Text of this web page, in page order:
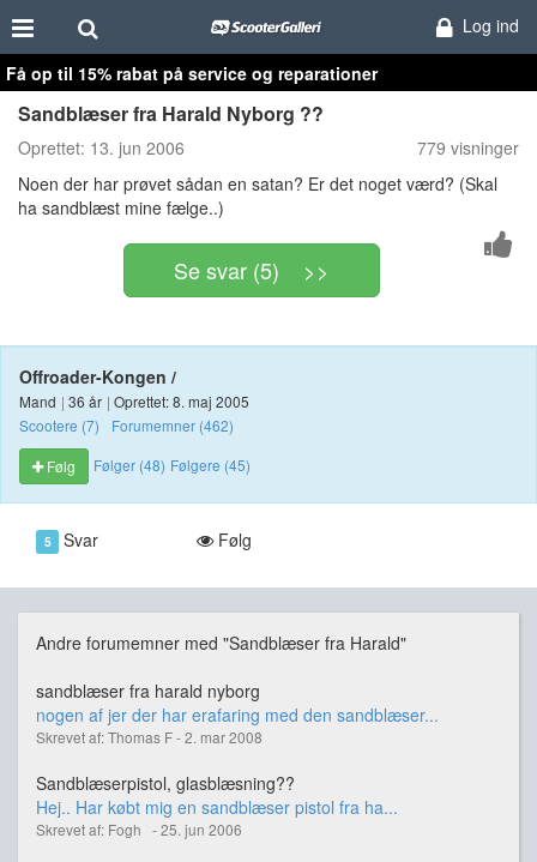
Log ind
Få op til 15% rabat på service og reparationer
Sandblæser fra Harald Nyborg ??
Oprettet: 13. jun 2006
779 visninger
Noen der har prøvet sådan en satan? Er det noget værd? (Skal
ha sandblæst mine fælge..)
Se svar (5) >>
Offroader-Kongen /
Mand | 36 år | Oprettet: 8. maj 2005
Scootere (7)
Forumemner (462)
Følg
Følger (48) Følgere (45)
5 Svar Følg
Andre forumemner med "Sandblæser fra Harald"
sandblæser fra harald nyborg
nogen af jer der har erafaring med den sandblæser...
Skrevet af: Thomas F - 2. mar 2008
Sandblæserpistol, glasblæsning??
Hej.. Har købt mig en sandblæser pistol fra ha...
Skrevet af: Fogh - 25. jun 2006